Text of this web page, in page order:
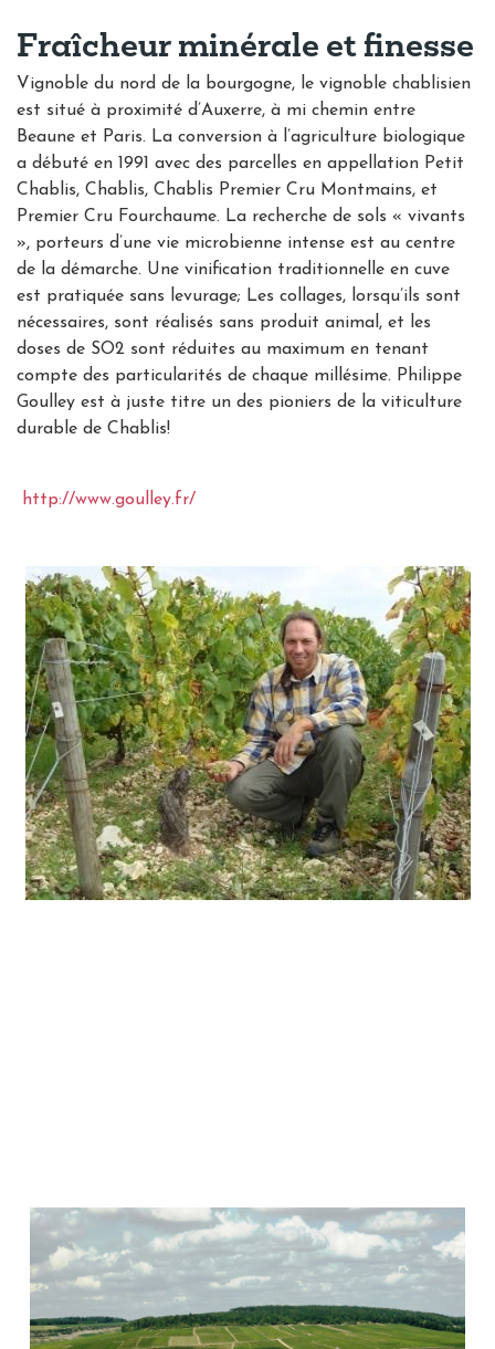
Fraîcheur minérale et finesse
Vignoble du nord de la bourgogne, le vignoble chablisien
est situé à proximité d’Auxerre, à mi chemin entre
Beaune et Paris. La conversion à l’agriculture biologique
a débuté en 1991 avec des parcelles en appellation Petit
Chablis, Chablis, Chablis Premier Cru Montmains, et
Premier Cru Fourchaume. La recherche de sols « vivants
», porteurs d’une vie microbienne intense est au centre
de la démarche. Une vinification traditionnelle en cuve
est pratiquée sans levurage; Les collages, lorsqu’ils sont
nécessaires, sont réalisés sans produit animal, et les
doses de SO2 sont réduites au maximum en tenant
compte des particularités de chaque millésime. Philippe
Goulley est à juste titre un des pioniers de la viticulture
durable de Chablis!
http://www.goulley.fr/